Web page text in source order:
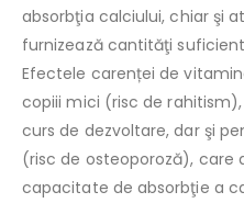
absorbţia calciului, chiar şi
furnizează cantităţi
Efectele carenței de
copiii mici (risc de
curs de dezvoltare, dar şi
(risc de osteoporoză), care
capacitate de absorbţie a